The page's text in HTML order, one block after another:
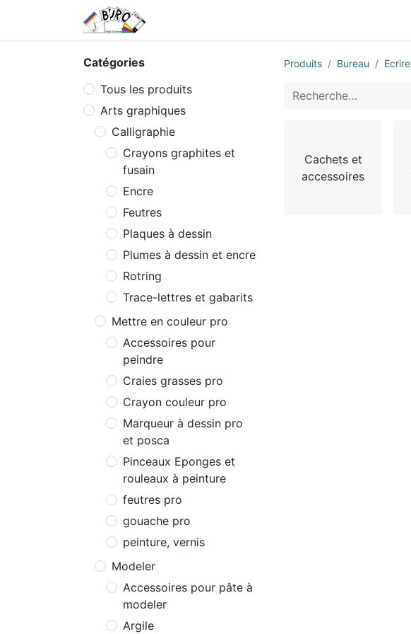
Catégories
Tous les produits
Arts graphiques
Calligraphie
Crayons graphites et
fusain
Encre
Feutres
Plaques à dessin
Plumes à dessin et encre
Rotring
Trace-lettres et gabarits
Mettre en couleur pro
Accessoires pour
peindre
Craies grasses pro
Crayon couleur pro
Marqueur à dessin pro
et posca
Pinceaux Eponges et
rouleaux à peinture
feutres pro
gouache pro
peinture, vernis
Modeler
Accessoires pour pâte à
modeler
Argile
Produits Bureau Ecrire
Cachets et
accessoires